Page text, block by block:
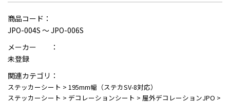
商品コード：
JPO-004S ～ JPO-006S
メーカー ：
未登録
関連カテゴリ：
ステッカーシート > 195mm幅（ステカSV-8対応）
ステッカーシート > デコレーションシート > 屋外デコレーションJPO >